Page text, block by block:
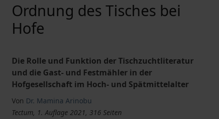
Ordnung des Tisches bei
Hofe
Die Rolle und Funktion der Tischzuchtliteratur
und die Gast- und Festmähler in der
Hofgesellschaft im Hoch- und Spätmittelalter
Von Dr. Mamina Arinobu
Tectum, 1. Auflage 2021, 316 Seiten